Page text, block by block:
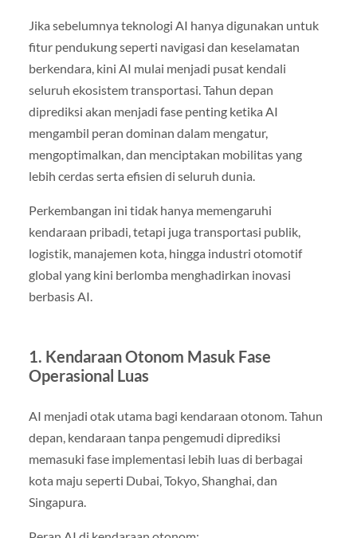
Jika sebelumnya teknologi AI hanya digunakan untuk
fitur pendukung seperti navigasi dan keselamatan
berkendara, kini AI mulai menjadi pusat kendali
seluruh ekosistem transportasi. Tahun depan
diprediksi akan menjadi fase penting ketika AI
mengambil peran dominan dalam mengatur,
mengoptimalkan, dan menciptakan mobilitas yang
lebih cerdas serta efisien di seluruh dunia.
Perkembangan ini tidak hanya memengaruhi
kendaraan pribadi, tetapi juga transportasi publik,
logistik, manajemen kota, hingga industri otomotif
global yang kini berlomba menghadirkan inovasi
berbasis AI.
1. Kendaraan Otonom Masuk Fase
Operasional Luas
AI menjadi otak utama bagi kendaraan otonom. Tahun
depan, kendaraan tanpa pengemudi diprediksi
memasuki fase implementasi lebih luas di berbagai
kota maju seperti Dubai, Tokyo, Shanghai, dan
Singapura.